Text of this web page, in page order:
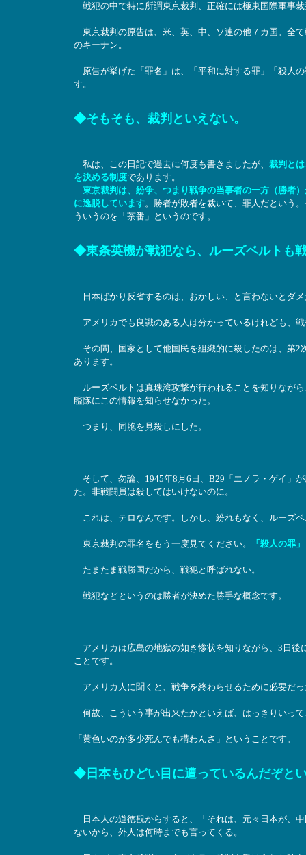
戦犯の中で特に所謂東京裁判、正確には極東国際軍事
東京裁判の原告は、米、英、中、ソ連の他７カ国。全
のキーナン。
原告が挙げた「罪名」は、「平和に対する罪」「殺人
す。
◆そもそも、裁判といえない。
私は、この日記で過去に何度も書きましたが、 裁判と
を決める制度であります。
東京裁判は、紛争、つまり戦争の当事者の一方（勝者
に逸脱しています。勝者が敗者を裁いて、罪人だという
ういうのを「茶番」というのです。
◆東条英機が戦犯なら、ルーズベルトも
日本ばかり反省するのは、おかしい、と言わないとダ
アメリカでも良識のある人は分かっているけれども、
その間、国家として他国民を組織的に殺したのは、第2
あります。
ルーズベルトは真珠湾攻撃が行われることを知りなが
艦隊にこの情報を知らせなかった。
つまり、同胞を見殺しにした。
そして、勿論、1945年8月6日、B29「エノラ・ゲイ」
た。非戦闘員は殺してはいけないのに。
これは、テロなんです。しかし、紛れもなく、ルーズ
東京裁判の罪名をもう一度見てください。 「殺人の罪
たまたま戦勝国だから、戦犯と呼ばれない。
戦犯などというのは勝者が決めた勝手な概念です。
アメリカは広島の地獄の如き惨状を知りながら、3日後
ことです。
アメリカ人に聞くと、戦争を終わらせるために必要だ
何故、こういう事が出来たかといえば、はっきりいっ
「黄色いのが多少死んでも構わんさ」ということです。
◆日本もひどい目に遭っているんだぞと
日本人の道徳観からすると、「それは、元々日本が、
ないから、外人は何時までも言ってくる。